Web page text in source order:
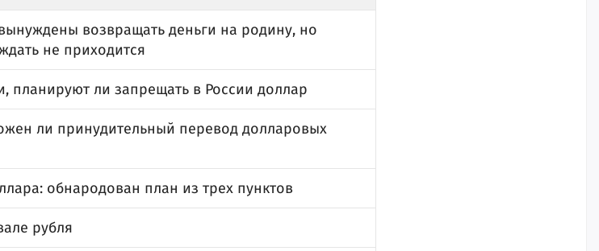
возвращать деньги на родину, но
не приходится
планируют ли запрещать в России доллар
ли принудительный перевод долларовых
обнародован план из трех пунктов
рубля